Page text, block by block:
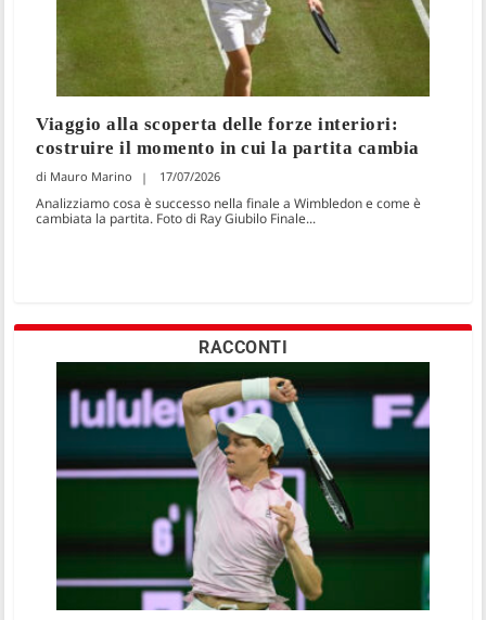
Viaggio alla scoperta delle forze interiori:
costruire il momento in cui la partita cambia
Mauro Marino 17/07/2026
Analizziamo cosa è successo nella finale a Wimbledon e come è
cambiata la partita. Foto di Ray Giubilo Finale...
RACCONTI